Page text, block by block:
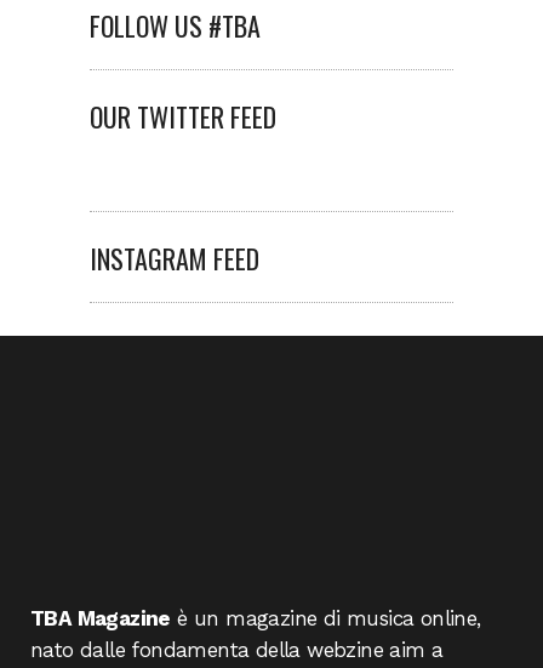
FOLLOW US #TBA
OUR TWITTER FEED
INSTAGRAM FEED
TBA Magazine è un magazine di musica online,
nato dalle fondamenta della webzine aim a